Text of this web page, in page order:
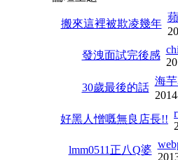
搬來這裡被欺凌幾年
發洩面試完後感
30歲最後的話
海
好黑人憎嘅無良店長!!
lmm0511正八Q婆